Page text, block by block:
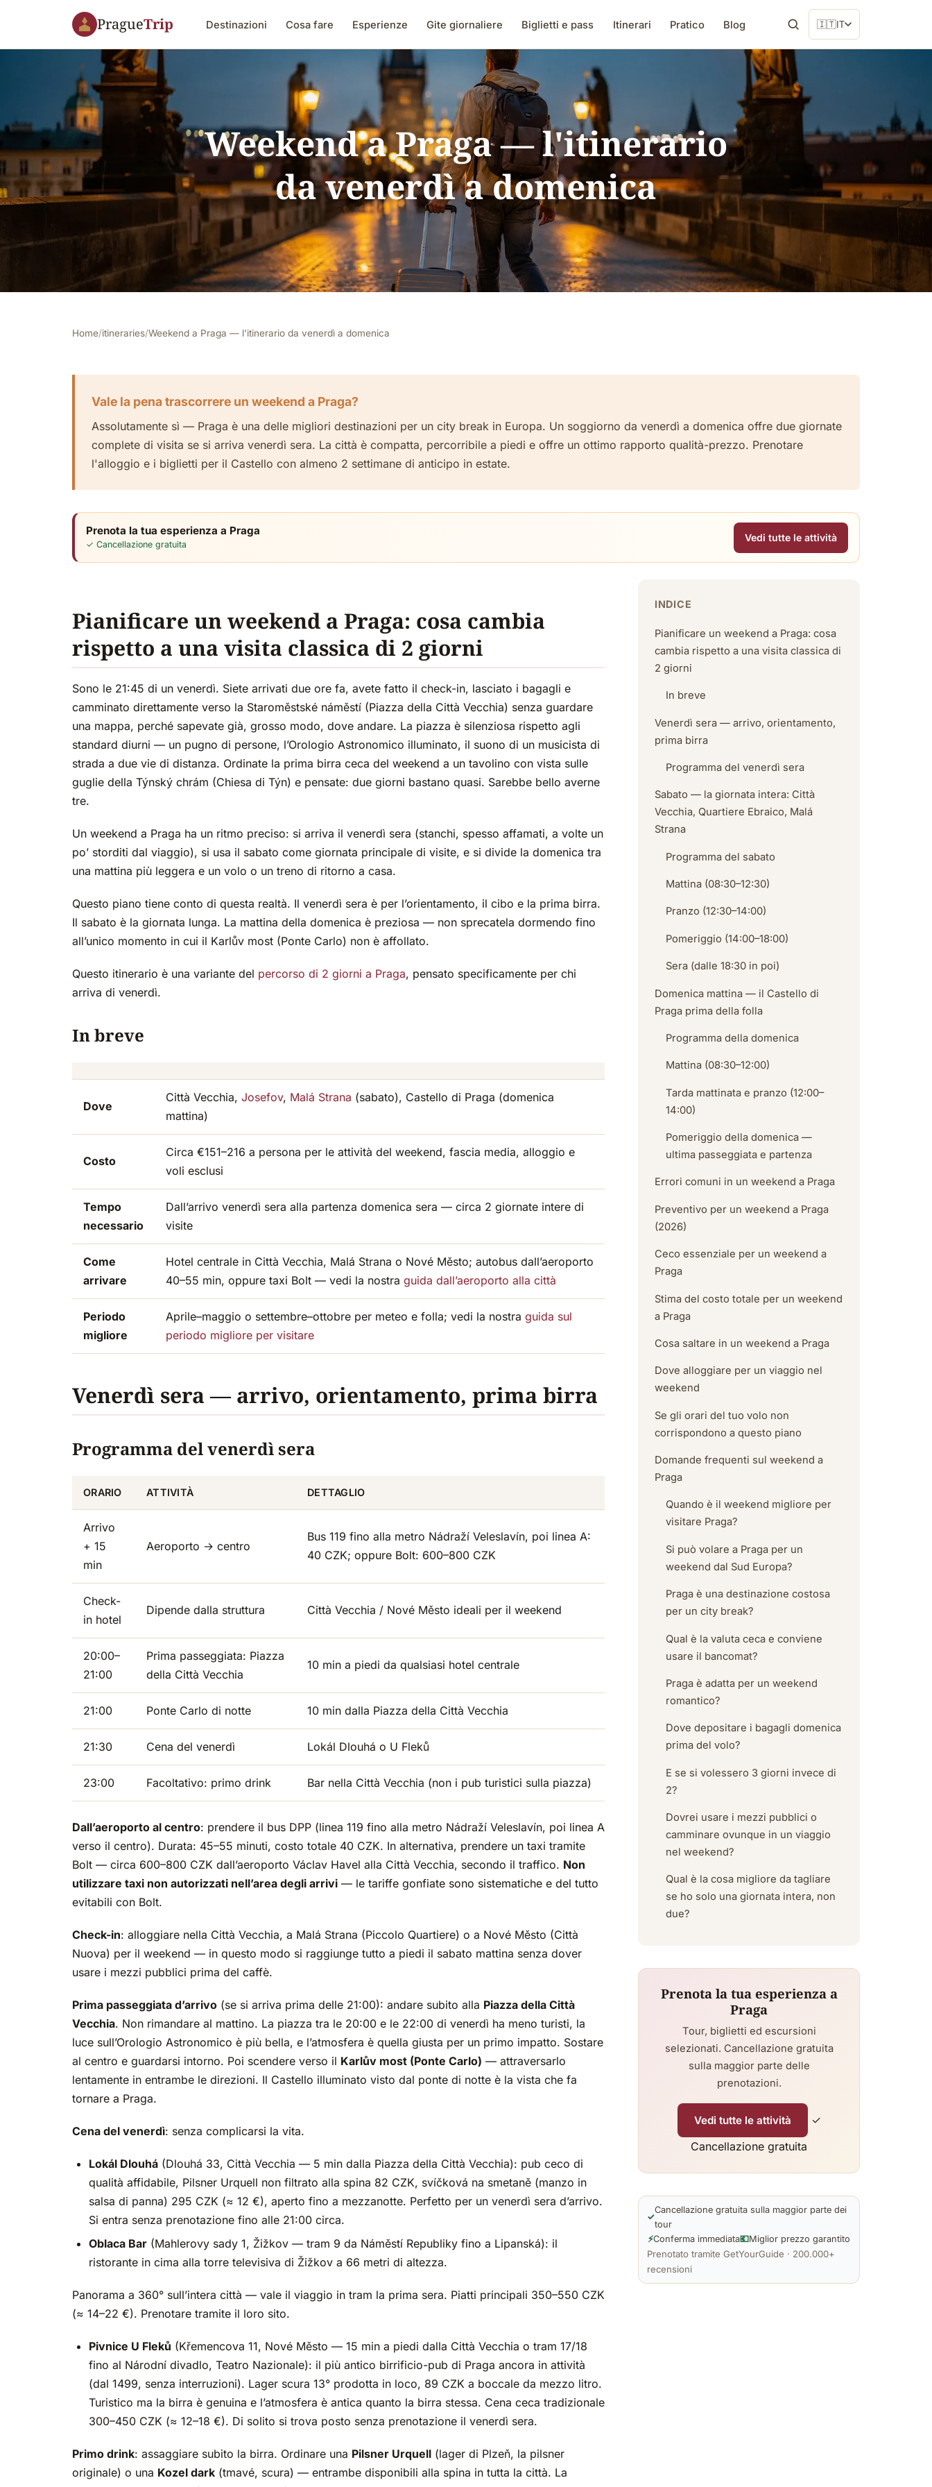
PragueTrip Destinazioni Cosa fare Esperienze Gite giornaliere Biglietti e pass Itinerari Pratico Blog 🇮🇹IT
Weekend a Praga — l'itinerario
da venerdì a domenica
Home/itineraries/Weekend a Praga — l'itinerario da venerdì a domenica
Vale la pena trascorrere un weekend a Praga?
Assolutamente sì — Praga è una delle migliori destinazioni per un city break in Europa. Un soggiorno da venerdì a domenica offre due giornate
complete di visita se si arriva venerdì sera. La città è compatta, percorribile a piedi e offre un ottimo rapporto qualità-prezzo. Prenotare
l'alloggio e i biglietti per il Castello con almeno 2 settimane di anticipo in estate.
Prenota la tua esperienza a Praga
✓ Cancellazione gratuita
Vedi tutte le attività
Pianificare un weekend a Praga: cosa cambia
rispetto a una visita classica di 2 giorni
Sono le 21:45 di un venerdì. Siete arrivati due ore fa, avete fatto il check-in, lasciato i bagagli e
camminato direttamente verso la Staroměstské náměstí (Piazza della Città Vecchia) senza guardare
una mappa, perché sapevate già, grosso modo, dove andare. La piazza è silenziosa rispetto agli
standard diurni — un pugno di persone, l’Orologio Astronomico illuminato, il suono di un musicista di
strada a due vie di distanza. Ordinate la prima birra ceca del weekend a un tavolino con vista sulle
guglie della Týnský chrám (Chiesa di Týn) e pensate: due giorni bastano quasi. Sarebbe bello averne
tre.
Un weekend a Praga ha un ritmo preciso: si arriva il venerdì sera (stanchi, spesso affamati, a volte un
po’ storditi dal viaggio), si usa il sabato come giornata principale di visite, e si divide la domenica tra
una mattina più leggera e un volo o un treno di ritorno a casa.
Questo piano tiene conto di questa realtà. Il venerdì sera è per l’orientamento, il cibo e la prima birra.
Il sabato è la giornata lunga. La mattina della domenica è preziosa — non sprecatela dormendo fino
all’unico momento in cui il Karlův most (Ponte Carlo) non è affollato.
Questo itinerario è una variante del percorso di 2 giorni a Praga, pensato specificamente per chi
arriva di venerdì.
In breve
Dove
Città Vecchia, Josefov, Malá Strana (sabato), Castello di Praga (domenica
mattina)
Costo
Circa €151–216 a persona per le attività del weekend, fascia media, alloggio e
voli esclusi
Tempo
necessario
Dall’arrivo venerdì sera alla partenza domenica sera — circa 2 giornate intere di
visite
Come
arrivare
Hotel centrale in Città Vecchia, Malá Strana o Nové Město; autobus dall’aeroporto
40–55 min, oppure taxi Bolt — vedi la nostra guida dall’aeroporto alla città
Periodo
migliore
Aprile–maggio o settembre–ottobre per meteo e folla; vedi la nostra guida sul
periodo migliore per visitare
Venerdì sera — arrivo, orientamento, prima birra
Programma del venerdì sera
ORARIO ATTIVITÀ DETTAGLIO
Arrivo
+ 15
min
Aeroporto → centro
Bus 119 fino alla metro Nádraží Veleslavín, poi linea A:
40 CZK; oppure Bolt: 600–800 CZK
Check-
in hotel
Dipende dalla struttura Città Vecchia / Nové Město ideali per il weekend
20:00–
21:00
Prima passeggiata: Piazza
della Città Vecchia
10 min a piedi da qualsiasi hotel centrale
21:00 Ponte Carlo di notte 10 min dalla Piazza della Città Vecchia
21:30 Cena del venerdì Lokál Dlouhá o U Fleků
23:00 Facoltativo: primo drink Bar nella Città Vecchia (non i pub turistici sulla piazza)
Dall’aeroporto al centro: prendere il bus DPP (linea 119 fino alla metro Nádraží Veleslavín, poi linea A
verso il centro). Durata: 45–55 minuti, costo totale 40 CZK. In alternativa, prendere un taxi tramite
Bolt — circa 600–800 CZK dall’aeroporto Václav Havel alla Città Vecchia, secondo il traffico. Non
utilizzare taxi non autorizzati nell’area degli arrivi — le tariffe gonfiate sono sistematiche e del tutto
evitabili con Bolt.
Check-in: alloggiare nella Città Vecchia, a Malá Strana (Piccolo Quartiere) o a Nové Město (Città
Nuova) per il weekend — in questo modo si raggiunge tutto a piedi il sabato mattina senza dover
usare i mezzi pubblici prima del caffè.
Prima passeggiata d’arrivo (se si arriva prima delle 21:00): andare subito alla Piazza della Città
Vecchia. Non rimandare al mattino. La piazza tra le 20:00 e le 22:00 di venerdì ha meno turisti, la
luce sull’Orologio Astronomico è più bella, e l’atmosfera è quella giusta per un primo impatto. Sostare
al centro e guardarsi intorno. Poi scendere verso il Karlův most (Ponte Carlo) — attraversarlo
lentamente in entrambe le direzioni. Il Castello illuminato visto dal ponte di notte è la vista che fa
tornare a Praga.
Cena del venerdì: senza complicarsi la vita.
Lokál Dlouhá (Dlouhá 33, Città Vecchia — 5 min dalla Piazza della Città Vecchia): pub ceco di
qualità affidabile, Pilsner Urquell non filtrato alla spina 82 CZK, svíčková na smetaně (manzo in
salsa di panna) 295 CZK (≈ 12 €), aperto fino a mezzanotte. Perfetto per un venerdì sera d’arrivo.
Si entra senza prenotazione fino alle 21:00 circa.
Oblaca Bar (Mahlerovy sady 1, Žižkov — tram 9 da Náměstí Republiky fino a Lipanská): il
ristorante in cima alla torre televisiva di Žižkov a 66 metri di altezza.
Panorama a 360° sull’intera città — vale il viaggio in tram la prima sera. Piatti principali 350–550 CZK
(≈ 14–22 €). Prenotare tramite il loro sito.
Pivnice U Fleků (Křemencova 11, Nové Město — 15 min a piedi dalla Città Vecchia o tram 17/18
fino al Národní divadlo, Teatro Nazionale): il più antico birrificio-pub di Praga ancora in attività
(dal 1499, senza interruzioni). Lager scura 13° prodotta in loco, 89 CZK a boccale da mezzo litro.
Turistico ma la birra è genuina e l’atmosfera è antica quanto la birra stessa. Cena ceca tradizionale
300–450 CZK (≈ 12–18 €). Di solito si trova posto senza prenotazione il venerdì sera.
Primo drink: assaggiare subito la birra. Ordinare una Pilsner Urquell (lager di Plzeň, la pilsner
originale) o una Kozel dark (tmavé, scura) — entrambe disponibili alla spina in tutta la città. La
INDICE
Pianificare un weekend a Praga: cosa
cambia rispetto a una visita classica di
2 giorni
In breve
Venerdì sera — arrivo, orientamento,
prima birra
Programma del venerdì sera
Sabato — la giornata intera: Città
Vecchia, Quartiere Ebraico, Malá
Strana
Programma del sabato
Mattina (08:30–12:30)
Pranzo (12:30–14:00)
Pomeriggio (14:00–18:00)
Sera (dalle 18:30 in poi)
Domenica mattina — il Castello di
Praga prima della folla
Programma della domenica
Mattina (08:30–12:00)
Tarda mattinata e pranzo (12:00–
14:00)
Pomeriggio della domenica —
ultima passeggiata e partenza
Errori comuni in un weekend a Praga
Preventivo per un weekend a Praga
(2026)
Ceco essenziale per un weekend a
Praga
Stima del costo totale per un weekend
a Praga
Cosa saltare in un weekend a Praga
Dove alloggiare per un viaggio nel
weekend
Se gli orari del tuo volo non
corrispondono a questo piano
Domande frequenti sul weekend a
Praga
Quando è il weekend migliore per
visitare Praga?
Si può volare a Praga per un
weekend dal Sud Europa?
Praga è una destinazione costosa
per un city break?
Qual è la valuta ceca e conviene
usare il bancomat?
Praga è adatta per un weekend
romantico?
Dove depositare i bagagli domenica
prima del volo?
E se si volessero 3 giorni invece di
2?
Dovrei usare i mezzi pubblici o
camminare ovunque in un viaggio
nel weekend?
Qual è la cosa migliore da tagliare
se ho solo una giornata intera, non
due?
Prenota la tua esperienza a
Praga
Tour, biglietti ed escursioni
selezionati. Cancellazione gratuita
sulla maggior parte delle
prenotazioni.
Vedi tutte le attività
✓
Cancellazione gratuita
✓
Cancellazione gratuita sulla maggior parte dei
tour
⚡Conferma immediata💶Miglior prezzo garantito
Prenotato tramite GetYourGuide · 200.000+
recensioni